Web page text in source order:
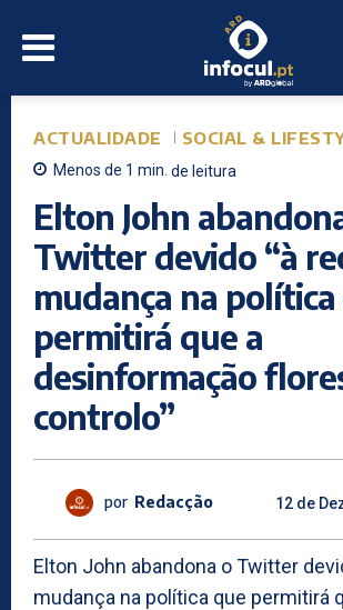
ACTUALIDADE SOCIAL &
Menos de 1 min. de leitura
Elton John
Twitter devido “à
mudança na
permitirá que a
desinformação
controlo”
por Redacção 12 de
Elton John abandona o Twitter
mudança na política que permitirá